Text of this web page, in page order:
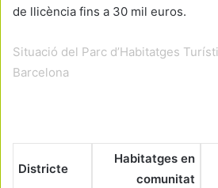
de llicència fins a 30 mil euros.
Situació del Parc d’Habitatges
Barcelona
Districte
Habitatges en
comunitat